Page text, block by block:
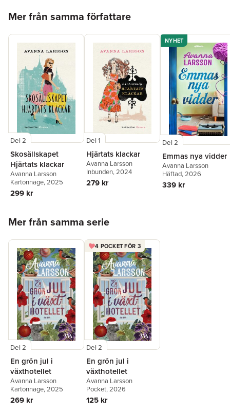
Mer från samma författare
Del 2
Skosällskapet
Hjärtats klackar
Avanna Larsson
Kartonnage, 2025
299 kr
Del 1
Hjärtats klackar
Avanna Larsson
Inbunden, 2024
279 kr
NYHET
Del 2
Emmas nya vidder
Avanna Larsson
Häftad, 2026
339 kr
Mer från samma serie
Del 2
En grön jul i
växthotellet
Avanna Larsson
Kartonnage, 2025
269 kr
4 POCKET FÖR 3
Del 2
En grön jul i
växthotellet
Avanna Larsson
Pocket, 2026
125 kr